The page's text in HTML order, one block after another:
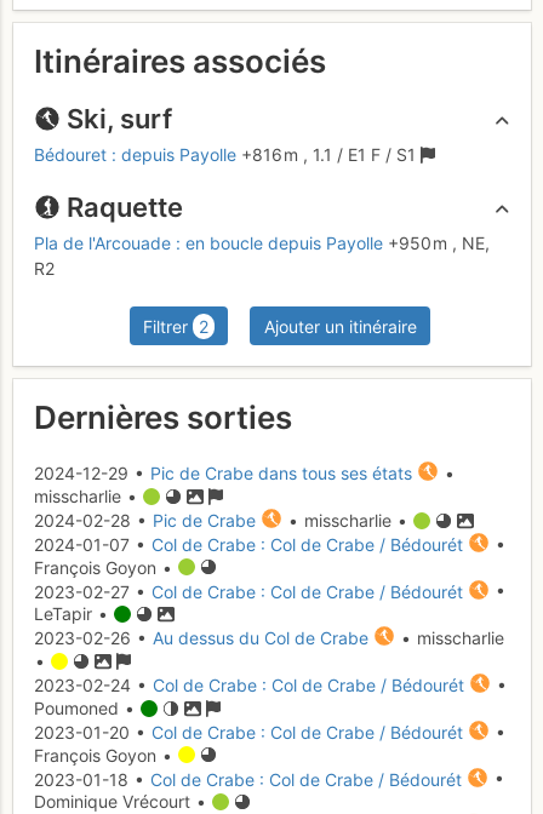
Itinéraires associés
Ski, surf
Bédouret : depuis Payolle +816 m , 1.1 / E1 F / S1
Raquette
Pla de l'Arcouade : en boucle depuis Payolle +950 m , NE,
R2
Filtrer 2 Ajouter un itinéraire
Dernières sorties
2024-12-29 • Pic de Crabe dans tous ses états
•
misscharlie •
2024-02-28 • Pic de Crabe
• misscharlie •
2024-01-07 • Col de Crabe : Col de Crabe / Bédourét
•
François Goyon •
2023-02-27 • Col de Crabe : Col de Crabe / Bédourét
•
LeTapir •
2023-02-26 • Au dessus du Col de Crabe
• misscharlie
•
2023-02-24 • Col de Crabe : Col de Crabe / Bédourét
•
Poumoned •
2023-01-20 • Col de Crabe : Col de Crabe / Bédourét
•
François Goyon •
2023-01-18 • Col de Crabe : Col de Crabe / Bédourét
•
Dominique Vrécourt •